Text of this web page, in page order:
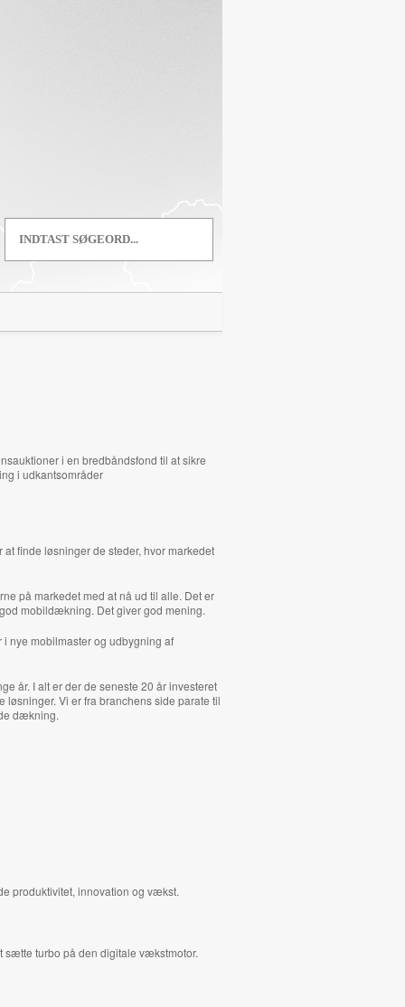
i en bredbåndsfond til at sikre
i udkantsområder
finde løsninger de steder, hvor markedet
på markedet med at nå ud til alle. Det er
mobildækning. Det giver god mening.
nye mobilmaster og udbygning af
år. I alt er der de seneste 20 år investeret
Vi er fra branchens side parate til
dækning.
produktivitet, innovation og vækst.
sætte turbo på den digitale vækstmotor.